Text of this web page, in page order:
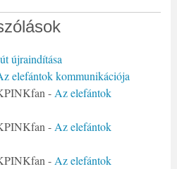
újraindítása
elefántok kommunikációja
-Az elefántok
-Az elefántok
-Az elefántok